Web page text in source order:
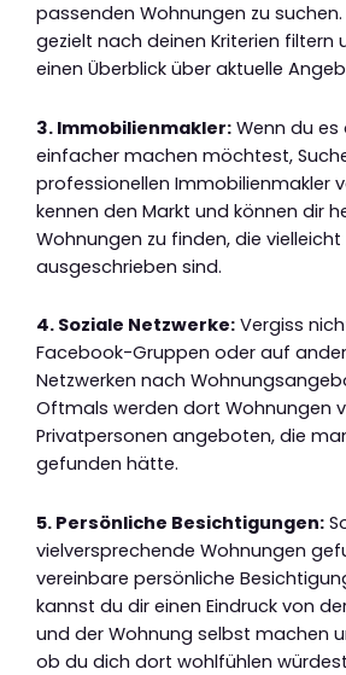
passenden Wohnungen zu
gezielt nach deinen Kriterien filtern
einen Überblick über aktuelle
3. Immobilienmakler: Wenn du es
einfacher machen möchtest,
professionellen Immobilienmakler
kennen den Markt und können dir
Wohnungen zu finden, die
ausgeschrieben sind.
4. Soziale Netzwerke: Vergiss
Facebook-Gruppen oder auf
Netzwerken nach
Oftmals werden dort Wohnungen
Privatpersonen angeboten, die
gefunden hätte.
5. Persönliche Besichtigungen:
vielversprechende Wohnungen
vereinbare persönliche
kannst du dir einen Eindruck von
und der Wohnung selbst machen
ob du dich dort wohlfühlen